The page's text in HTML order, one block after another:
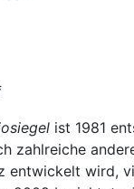
ist 1981
zahlreiche
entwickelt wird,